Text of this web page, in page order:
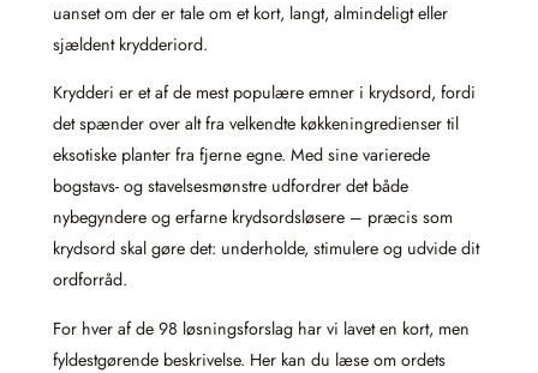
uanset om der er tale om et kort, langt, almindeligt eller
sjældent krydderiord.
Krydderi er et af de mest populære emner i krydsord, fordi
det spænder over alt fra velkendte køkkeningredienser til
eksotiske planter fra fjerne egne. Med sine varierede
bogstavs- og stavelsesmønstre udfordrer det både
nybegyndere og erfarne krydsordsløsere – præcis som
krydsord skal gøre det: underholde, stimulere og udvide dit
ordforråd.
For hver af de 98 løsningsforslag har vi lavet en kort, men
fyldestgørende beskrivelse. Her kan du læse om ordets